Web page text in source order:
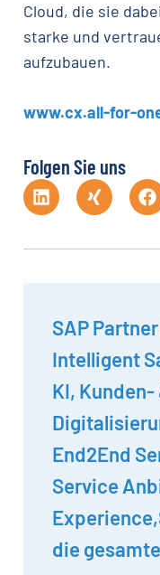
Cloud, die sie
starke und
aufzubauen.
www.cx.all-for-
Folgen Sie uns
SAP
Intelligent
KI,
End2End
Service
die